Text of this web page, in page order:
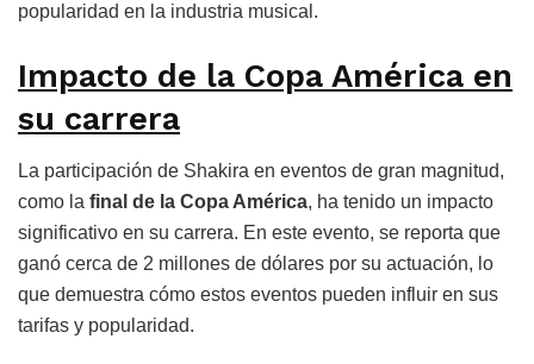
popularidad en la industria musical.
Impacto de la Copa América en
su carrera
La participación de Shakira en eventos de gran magnitud,
como la final de la Copa América, ha tenido un impacto
significativo en su carrera. En este evento, se reporta que
ganó cerca de 2 millones de dólares por su actuación, lo
que demuestra cómo estos eventos pueden influir en sus
tarifas y popularidad.